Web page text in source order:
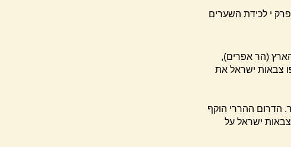
י לכידת השערים
(הר אפרים),
צבאות ישראל את
הדרום ההררי הוקף
ישראל על